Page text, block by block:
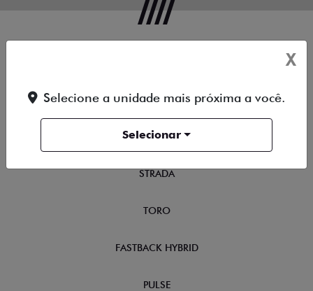
NOVOS
TITANO
STRADA
TORO
FASTBACK HYBRID
PULSE
X
Selecione a unidade mais próxima a você.
Selecionar